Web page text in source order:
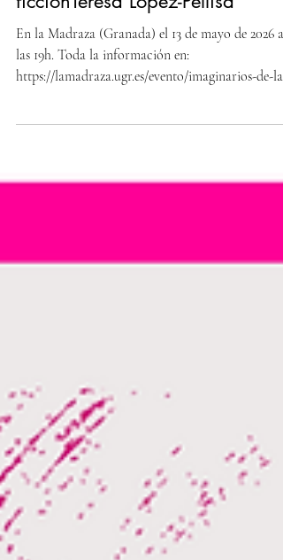
artificial: feminismos y ciencia
ficciónTeresa López-Pellisa
En la Madraza (Granada) el 13 de mayo de 2026 a